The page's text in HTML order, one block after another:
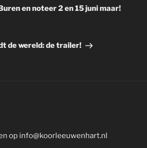
en noteer 2 en 15 juni maar!
de wereld: de trailer!
op info@koorleeuwenhart.nl